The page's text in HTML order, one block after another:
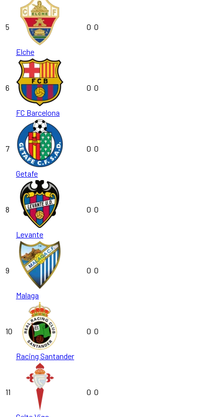
5
Elche
0 0
6
FC Barcelona
0 0
7
Getafe
0 0
8
Levante
0 0
9
Malaga
0 0
10
Racing Santander
0 0
11 0 0